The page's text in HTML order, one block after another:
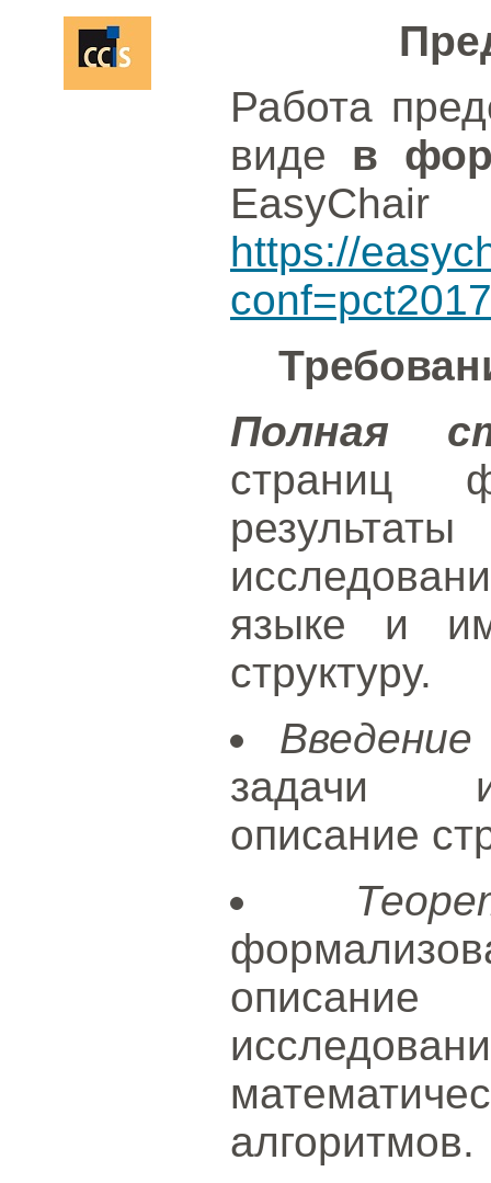
Работа
виде в
EasyChair
https://
conf=pct2017
Полная
страниц
языке и
структуру.
Введение
задачи
описание
алгоритмов.